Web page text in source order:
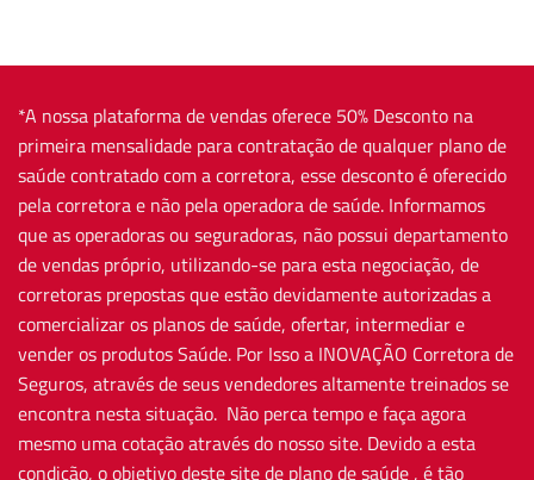
*A nossa plataforma de vendas oferece 50% Desconto na
primeira mensalidade para contratação de qualquer plano de
saúde contratado com a corretora, esse desconto é oferecido
pela corretora e não pela operadora de saúde. Informamos
que as operadoras ou seguradoras, não possui departamento
de vendas próprio, utilizando-se para esta negociação, de
corretoras prepostas que estão devidamente autorizadas a
comercializar os planos de saúde, ofertar, intermediar e
vender os produtos Saúde. Por Isso a INOVAÇÃO Corretora de
Seguros, através de seus vendedores altamente treinados se
encontra nesta situação. Não perca tempo e faça agora
mesmo uma cotação através do nosso site. Devido a esta
condição, o objetivo deste site de plano de saúde , é tão